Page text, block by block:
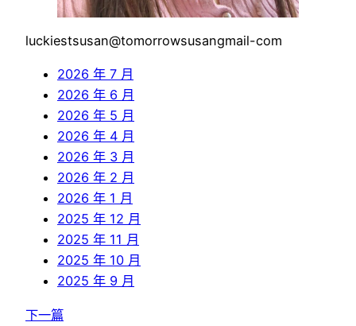
luckiestsusan@tomorrowsusangmail-com
2026 年 7 月
2026 年 6 月
2026 年 5 月
2026 年 4 月
2026 年 3 月
2026 年 2 月
2026 年 1 月
2025 年 12 月
2025 年 11 月
2025 年 10 月
2025 年 9 月
下一篇